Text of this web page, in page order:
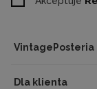
VintagePosteria
Dla klienta